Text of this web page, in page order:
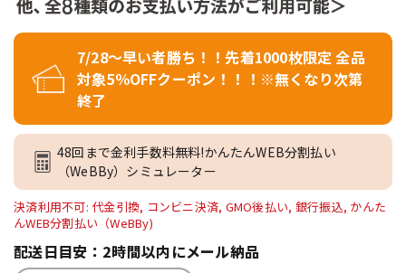
7/28～早い者勝ち！！先着1000枚限定 全品
対象5％OFFクーポン！！！※無くなり次第
終了
48回まで金利手数料無料!かんたんWEB分割払い
（WeBBy）シミュレーター
決済利用不可: 代金引換, コンビニ決済, GMO後払い, 銀行振込, かんた
んWEB分割払い（WeBBy)
配送日目安：2時間以内にメール納品